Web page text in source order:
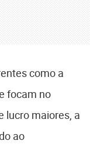
como a
focam no
lucro maiores, a
ao